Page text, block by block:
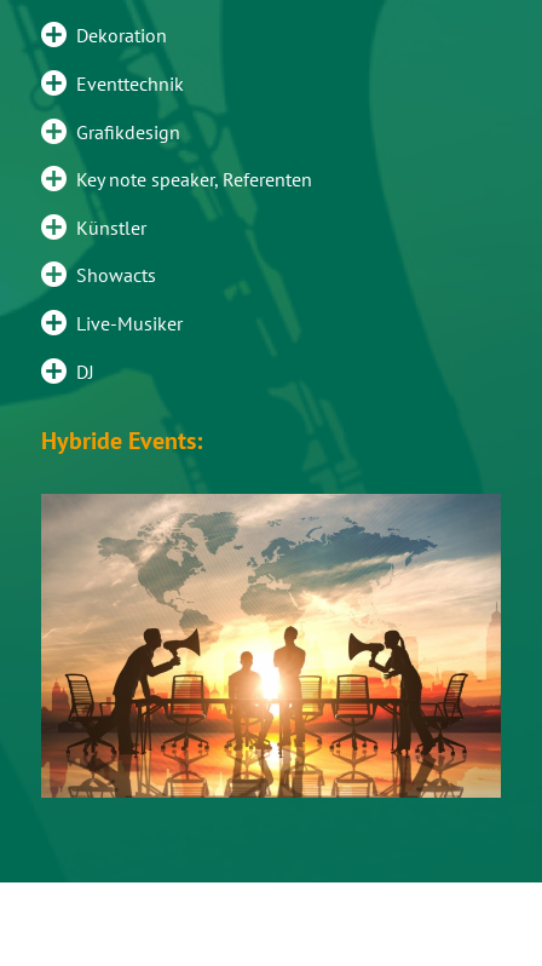
Dekoration
Eventtechnik
Grafikdesign
Key note speaker, Referenten
Künstler
Showacts
Live-Musiker
DJ
Hybride Events: